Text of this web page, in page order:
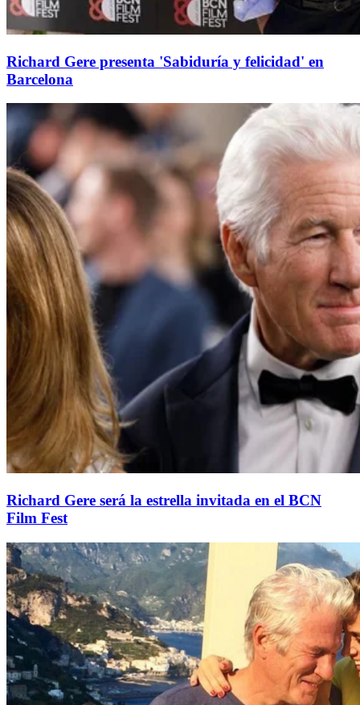
Richard Gere presenta 'Sabiduría y felicidad' en
Barcelona
Richard Gere será la estrella invitada en el BCN
Film Fest